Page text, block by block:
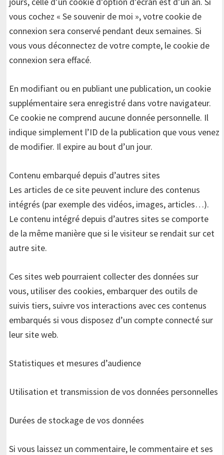
vous cochez « Se souvenir de moi », votre cookie de
connexion sera conservé pendant deux semaines. Si
vous vous déconnectez de votre compte, le cookie de
connexion sera effacé.
En modifiant ou en publiant une publication, un cookie
supplémentaire sera enregistré dans votre navigateur.
Ce cookie ne comprend aucune donnée personnelle. Il
indique simplement l’ID de la publication que vous venez
de modifier. Il expire au bout d’un jour.
Contenu embarqué depuis d’autres sites
Les articles de ce site peuvent inclure des contenus
intégrés (par exemple des vidéos, images, articles…).
Le contenu intégré depuis d’autres sites se comporte
de la même manière que si le visiteur se rendait sur cet
autre site.
Ces sites web pourraient collecter des données sur
vous, utiliser des cookies, embarquer des outils de
suivis tiers, suivre vos interactions avec ces contenus
embarqués si vous disposez d’un compte connecté sur
leur site web.
Statistiques et mesures d’audience
Utilisation et transmission de vos données personnelles
Durées de stockage de vos données
Si vous laissez un commentaire, le commentaire et ses